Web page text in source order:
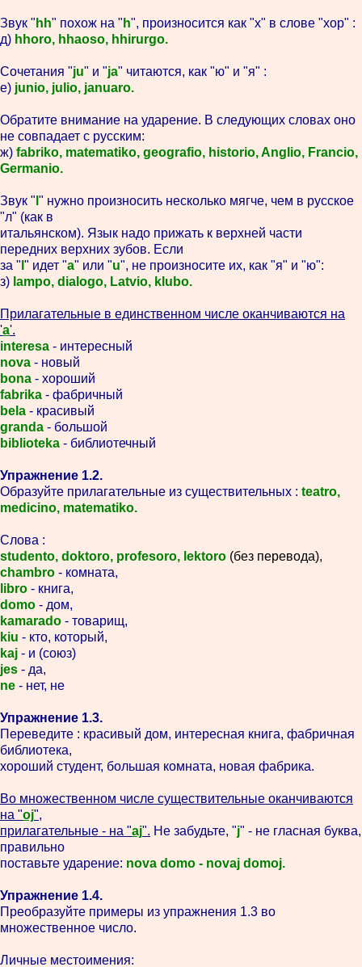
Звук " hh" похож на " h", произносится как "х" в слове "хор" :
д) hhoro, hhaoso, hhirurgo.
Сочетания "ju" и "ja" читаются, как "ю" и "я" :
е) junio, julio, januaro.
Обратите внимание на ударение. В следующих словах оно
не совпадает с русским:
ж) fabriko, matematiko, geografio, historio, Anglio, Francio,
Germanio.
Звук " " нужно произносить несколько мягче, чем в русское
"л" (как в
итальянском). Язык надо прижать к верхней части
передних верхних зубов. Если
за " " идет "a" или "u", не произносите их, как "я" и "ю":
з) lampo, dialogo, Latvio, klubo.
Прилагательные в единственном числе оканчиваются на
'a'.
interesa - интересный
nova - новый
bona - хороший
fabrika - фабричный
bela - красивый
granda - большой
biblioteka - библиотечный
Упражнение 1.2.
Образуйте прилагательные из существительных : teatro,
medicino, matematiko.
Слова :
studento, doktoro, profesoro, lektoro (без перевода),
chambro - комната,
libro - книга,
domo - дом,
kamarado - товарищ,
kiu - кто, который,
kaj - и (союз)
jes - да,
ne - нет, не
Упражнение 1.3.
Переведите : красивый дом, интересная книга, фабричная
библиотека,
хороший студент, большая комната, новая фабрика.
Во множественном числе существительные оканчиваются
на "oj",
прилагательные - на "aj". Не забудьте, "j" - не гласная буква,
правильно
поставьте ударение: nova domo - novaj domoj.
Упражнение 1.4.
Преобразуйте примеры из упражнения 1.3 во
множественное число.
Личные местоимения: